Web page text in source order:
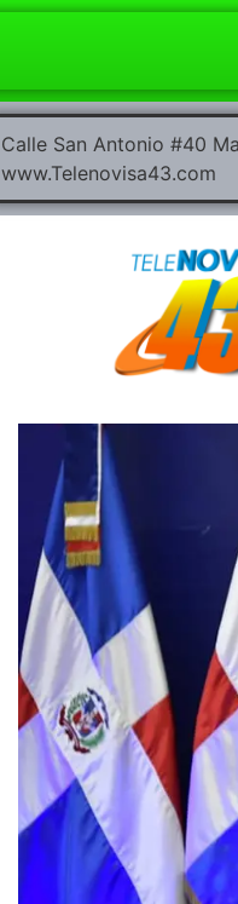
Calle San Antonio #40
www.Telenovisa43.com